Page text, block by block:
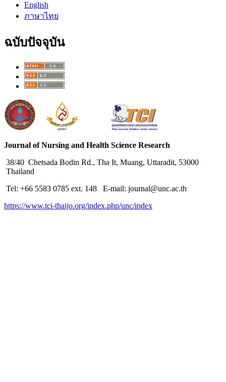
English
ภาษาไทย
ฉบับปัจจุบัน
Journal of Nursing and Health Science Research
38/40 Chetsada Bodin Rd., Tha It, Muang, Uttaradit, 53000
Thailand
Tel: +66 5583 0785 ext. 148 E-mail: journal@unc.ac.th
https://www.tci-thaijo.org/index.php/unc/index